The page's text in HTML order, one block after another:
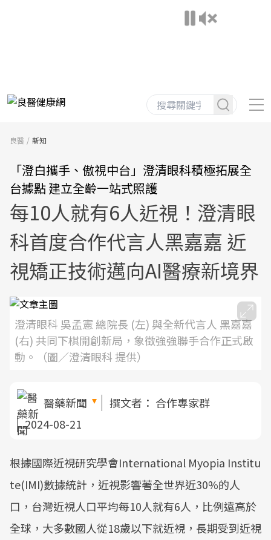
良醫 新知
「澄白攜手、傲視中台」澄清眼科積極拓展全
台據點 建立全齡一站式照護
每10人就有6人近視！澄清眼
科首度合作代言人黑嘉嘉 近
視矯正技術邁向AI醫療新境界
澄清眼科 吳孟憲 總院長 (左) 與全新代言人 黑嘉嘉
(右) 共同下棋開創新局，象徵強強聯手合作正式啟
動。（圖／澄清眼科 提供）
醫藥新聞 撰文者： 合作專家群
2024-08-21
根據國際近視研究學會International Myopia Institu
te(IMI)數據統計，近視影響著全世界近30%的人
口，台灣近視人口平均每10人就有6人，比例遠高於
全球，大多數國人從18歲以下就近視，長期受到近視